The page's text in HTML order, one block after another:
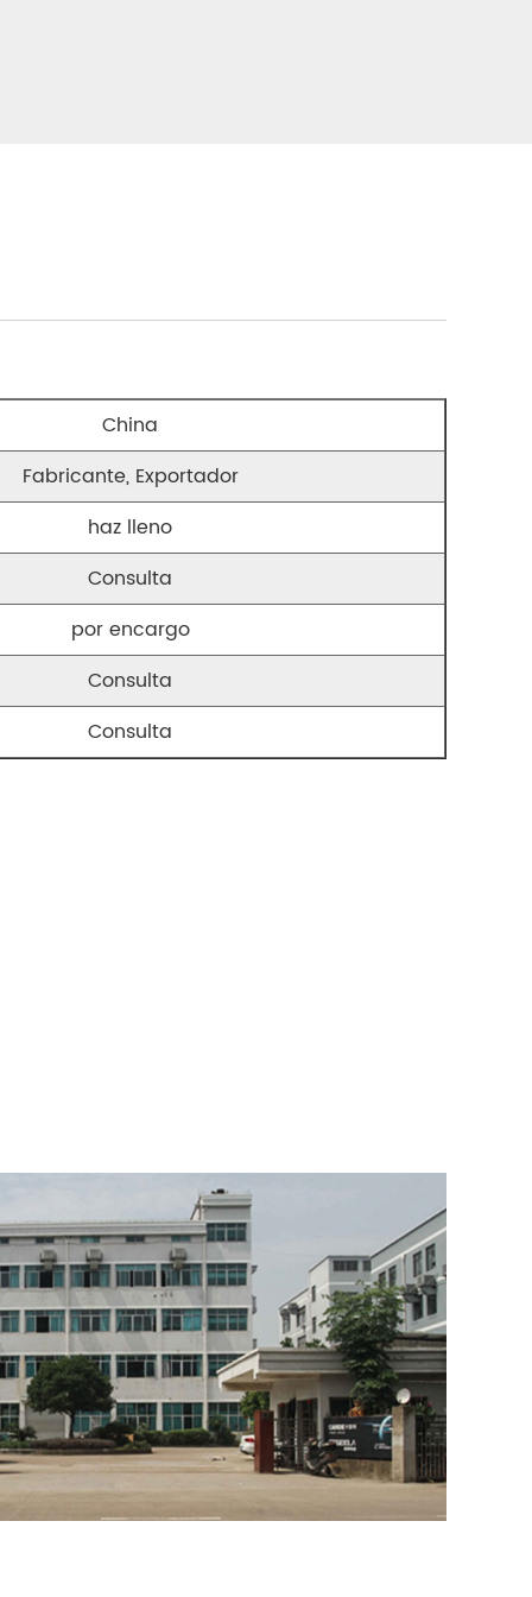
China
Fabricante, Exportador
haz lleno
Consulta
por encargo
Consulta
Consulta